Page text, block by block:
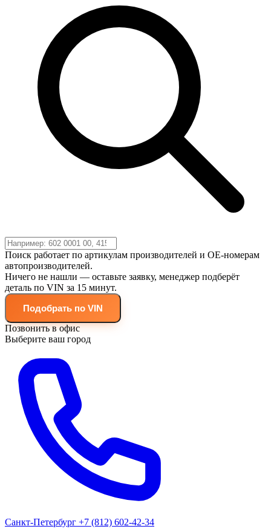
Поиск работает по артикулам производителей и OE-номерам
автопроизводителей.
Ничего не нашли — оставьте заявку, менеджер подберёт
деталь по VIN за 15 минут.
Подобрать по VIN
Позвонить в офис
Выберите ваш город
Санкт-Петербург +7 (812) 602-42-34